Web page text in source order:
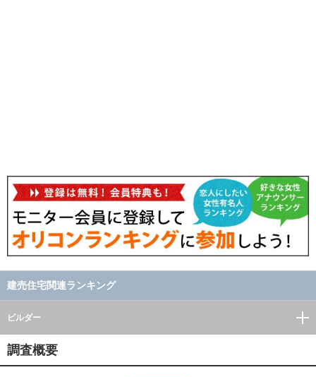
建売住宅関連ランキング
ビルダー
調査概要